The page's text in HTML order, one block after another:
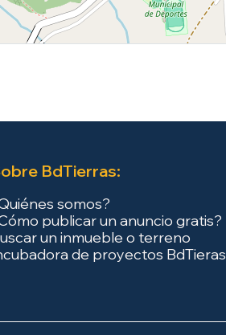
BdTierras:
somos?
publicar un anuncio gratis?
un inmueble o terreno
de proyectos BdTieras